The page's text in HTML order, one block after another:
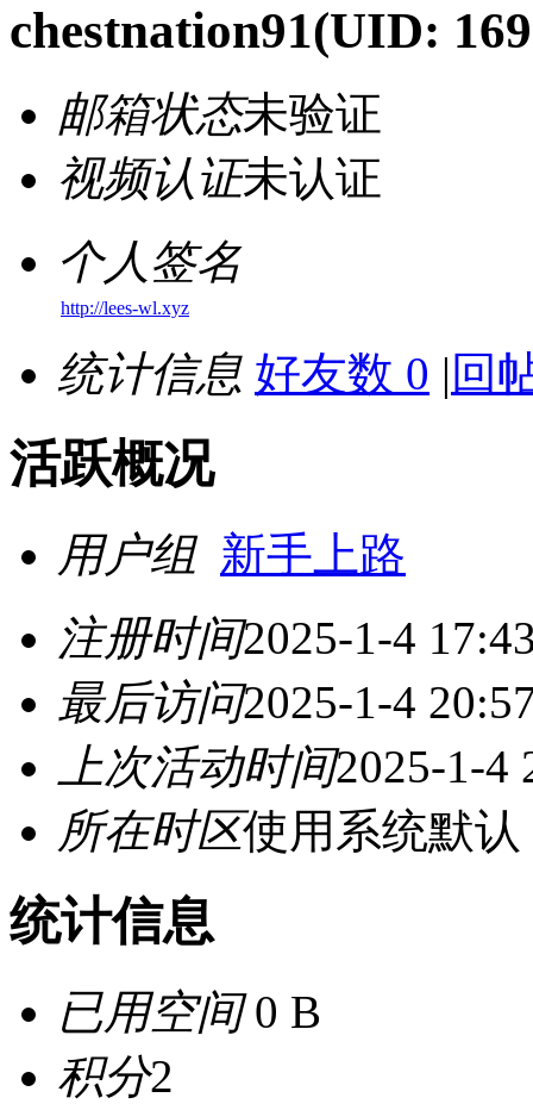
chestnation91(UID:
邮箱状态未验证
视频认证未认证
个人签名
http://lees-wl.xyz
统计信息 好友数 0 | 回
活跃概况
用户组 新手上路
注册时间2025-1-4
最后访问2025-1-4
上次活动时间2025-1-4
所在时区使用系统默认
统计信息
已用空间0 B
积分2